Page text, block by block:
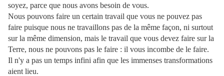
soyez, parce que nous avons besoin de vous.
Nous pouvons faire un certain travail que vous ne pouvez pas
faire puisque nous ne travaillons pas de la même façon, ni surtout
sur la même dimension, mais le travail que vous devez faire sur la
Terre, nous ne pouvons pas le faire : il vous incombe de le faire.
Il n'y a pas un temps infini afin que les immenses transformations
aient lieu.